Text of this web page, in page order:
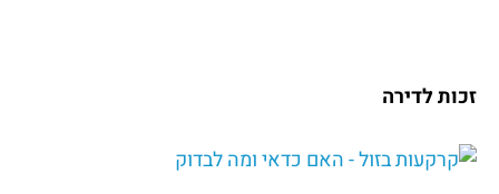
זכות לדירה